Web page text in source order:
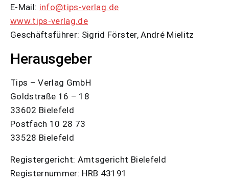
E-Mail: info@tips-verlag.de
www.tips-verlag.de
Geschäftsführer: Sigrid Förster, André Mielitz
Herausgeber
Tips – Verlag GmbH
Goldstraße 16 – 18
33602 Bielefeld
Postfach 10 28 73
33528 Bielefeld
Registergericht: Amtsgericht Bielefeld
Registernummer: HRB 43191